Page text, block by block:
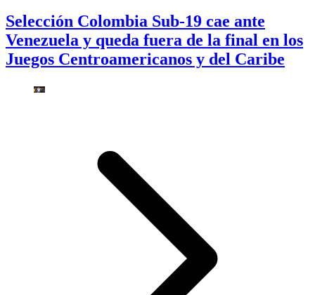
Selección Colombia Sub-19 cae ante
Venezuela y queda fuera de la final en los
Juegos Centroamericanos y del Caribe